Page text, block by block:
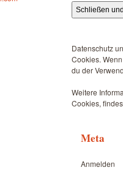
Datenschutz
Cookies.
du der
Weitere
Cookies,
Meta
Anmelden